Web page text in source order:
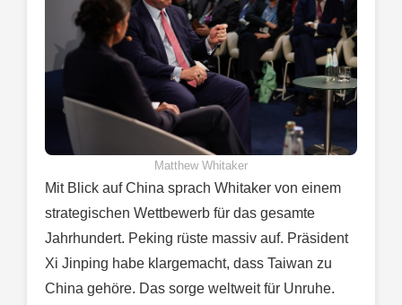
Matthew Whitaker
Mit Blick auf China sprach Whitaker von einem
strategischen Wettbewerb für das gesamte
Jahrhundert. Peking rüste massiv auf. Präsident
Xi Jinping habe klargemacht, dass Taiwan zu
China gehöre. Das sorge weltweit für Unruhe.